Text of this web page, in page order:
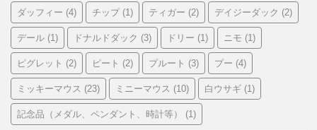
ダッフィー (4) チップ(1) ティガー (2) デイジーダック (2)
デール (1) ドナルドダック (3) ドリー (1) ニモ (1)
ピグレット (2) ピート (2) プルート (3) プー (4)
ミッキーマウス (23) ミニーマウス (10) 白ウサギ (1)
記念品（メダル、ペンダント、時計等） (1)